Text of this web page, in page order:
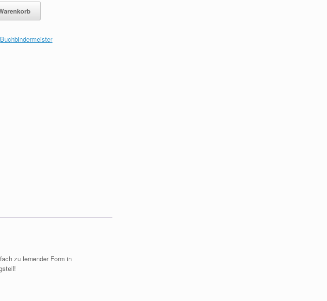
Buchbindermeister
zu lernender Form in